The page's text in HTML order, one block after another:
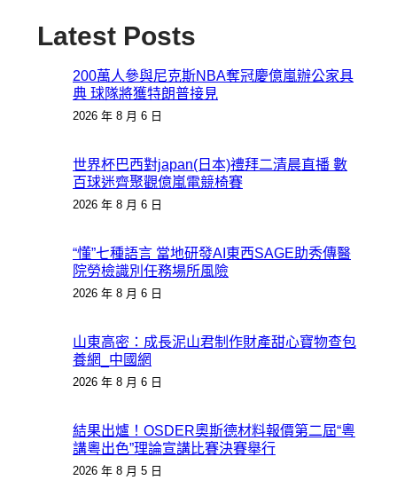
Latest Posts
200萬人參與尼克斯NBA奪冠慶億嵐辦公家具
典 球隊將獲特朗普接見
2026 年 8 月 6 日
世界杯巴西對japan(日本)禮拜二清晨直播 數
百球迷齊聚觀億嵐電競椅賽
2026 年 8 月 6 日
“懂”七種語言 當地研發AI東西SAGE助秀傳醫
院勞檢識別任務場所風險
2026 年 8 月 6 日
山東高密：成長泥山君制作財產甜心寶物查包
養網_中國網
2026 年 8 月 6 日
結果出爐！OSDER奧斯德材料報價第二屆“粵
講粵出色”理論宣講比賽決賽舉行
2026 年 8 月 5 日